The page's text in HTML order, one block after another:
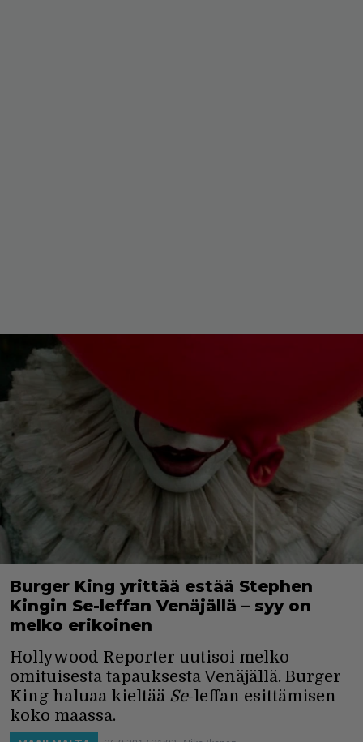
Burger King yrittää estää Stephen
Kingin Se-leffan Venäjällä – syy on
melko erikoinen
Hollywood Reporter uutisoi melko
omituisesta tapauksesta Venäjällä. Burger
King haluaa kieltää Se-leffan esittämisen
koko maassa.